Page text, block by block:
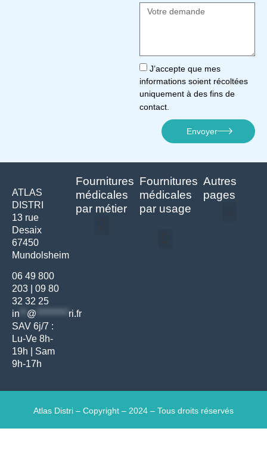
J’accepte que mes
informations soient récoltées
uniquement à des fins de
contact.
Envoyer
ATLAS
DISTRI
13 rue
Desaix
67450
Mundolsheim
06 49 800
203
09 80
32 32 25
in
@ ********* ri.fr
SAV 6j/7 :
Lu-Ve 8h-
19h | Sam
9h-17h
Fournitures
médicales
par métier
Fournitures
médicales
par usage
Autres
pages
Atlas Distri – Copyright – 2024 – Tous droits réservés